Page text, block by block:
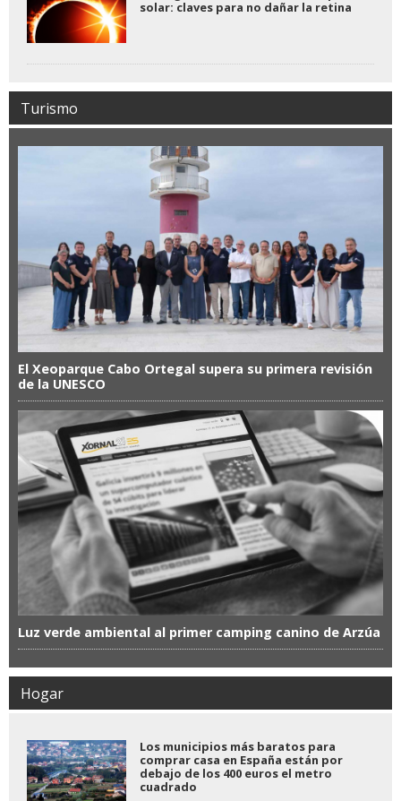
solar: claves para no dañar la retina
Turismo
El Xeoparque Cabo Ortegal supera su primera revisión
de la UNESCO
Luz verde ambiental al primer camping canino de Arzúa
Hogar
Los municipios más baratos para
comprar casa en España están por
debajo de los 400 euros el metro
cuadrado